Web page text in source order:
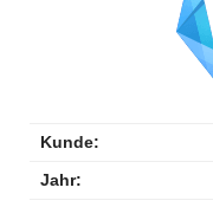
Kunde:
Jahr: